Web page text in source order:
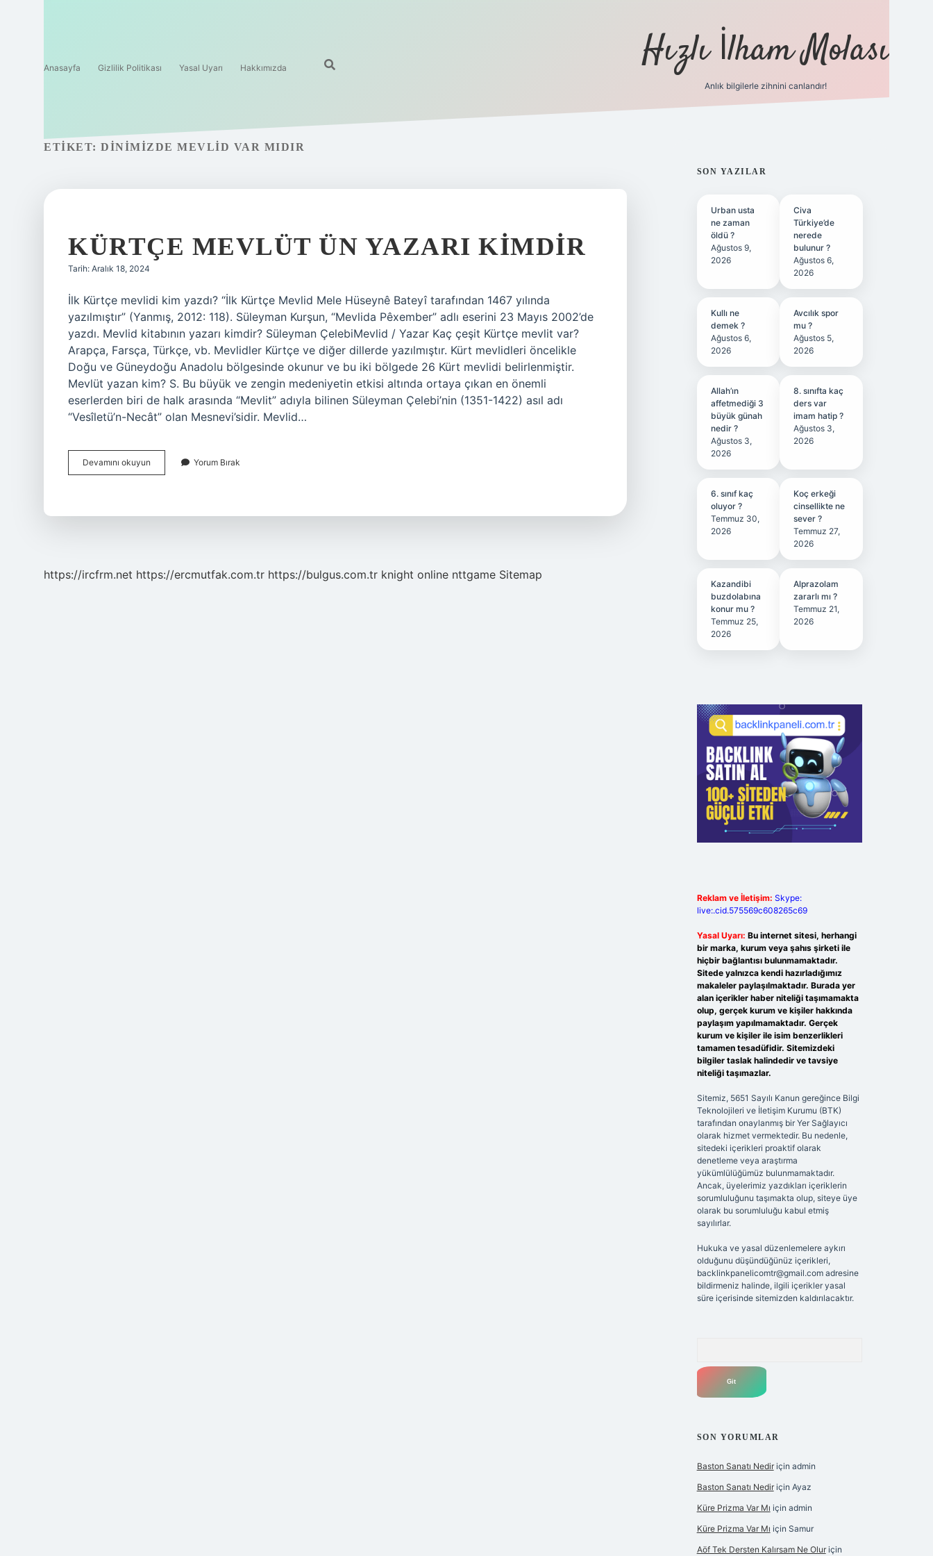
Anasayfa Gizlilik Politikası Yasal Uyarı Hakkımızda Hızlı İlham Molası
Anlık bilgilerle zihnini canlandır!
ETIKET: DINIMIZDE MEVLID VAR MIDIR
KÜRTÇE MEVLÜT ÜN YAZARI KIMDIR
Tarih: Aralık 18, 2024
İlk Kürtçe mevlidi kim yazdı? “İlk Kürtçe Mevlid Mele Hüseynê Bateyî tarafından 1467 yılında
yazılmıştır” (Yanmış, 2012: 118). Süleyman Kurşun, “Mevlida Pêxember” adlı eserini 23 Mayıs 2002’de
yazdı. Mevlid kitabının yazarı kimdir? Süleyman ÇelebiMevlid / Yazar Kaç çeşit Kürtçe mevlit var?
Arapça, Farsça, Türkçe, vb. Mevlidler Kürtçe ve diğer dillerde yazılmıştır. Kürt mevlidleri öncelikle
Doğu ve Güneydoğu Anadolu bölgesinde okunur ve bu iki bölgede 26 Kürt mevlidi belirlenmiştir.
Mevlüt yazan kim? S. Bu büyük ve zengin medeniyetin etkisi altında ortaya çıkan en önemli
eserlerden biri de halk arasında “Mevlit” adıyla bilinen Süleyman Çelebi’nin (1351-1422) asıl adı
“Vesîletü’n-Necât” olan Mesnevi’sidir. Mevlid…
Devamını okuyun
Mevlüt
Yorum Bırak
https://ircfrm.net https://ercmutfak.com.tr https://bulgus.com.tr knight online nttgame Sitemap
SIDEBAR
SON YAZILAR
Urban usta
ne zaman
öldü ?
Ağustos 9,
2026
Civa
Türkiye’de
nerede
bulunur ?
Ağustos 6,
2026
Kullı ne
demek ?
Ağustos 6,
2026
Avcılık spor
mu ?
Ağustos 5,
2026
Allah’ın
affetmediği 3
büyük günah
nedir ?
Ağustos 3,
2026
8. sınıfta kaç
ders var
imam hatip ?
Ağustos 3,
2026
6. sınıf kaç
oluyor ?
Temmuz 30,
2026
Koç erkeği
cinsellikte ne
sever ?
Temmuz 27,
2026
Kazandibi
buzdolabına
konur mu ?
Temmuz 25,
2026
Alprazolam
zararlı mı ?
Temmuz 21,
2026
Reklam ve İletişim: Skype:
live:.cid.575569c608265c69
Yasal Uyarı: Bu internet sitesi, herhangi
bir marka, kurum veya şahıs şirketi ile
hiçbir bağlantısı bulunmamaktadır.
Sitede yalnızca kendi hazırladığımız
makaleler paylaşılmaktadır. Burada yer
alan içerikler haber niteliği taşımamakta
olup, gerçek kurum ve kişiler hakkında
paylaşım yapılmamaktadır. Gerçek
kurum ve kişiler ile isim benzerlikleri
tamamen tesadüfidir. Sitemizdeki
bilgiler taslak halindedir ve tavsiye
niteliği taşımazlar.
Sitemiz, 5651 Sayılı Kanun gereğince Bilgi
Teknolojileri ve İletişim Kurumu (BTK)
tarafından onaylanmış bir Yer Sağlayıcı
olarak hizmet vermektedir. Bu nedenle,
sitedeki içerikleri proaktif olarak
denetleme veya araştırma
yükümlülüğümüz bulunmamaktadır.
Ancak, üyelerimiz yazdıkları içeriklerin
sorumluluğunu taşımakta olup, siteye üye
olarak bu sorumluluğu kabul etmiş
sayılırlar.
Hukuka ve yasal düzenlemelere aykırı
olduğunu düşündüğünüz içerikleri,
backlinkpanelicomtr@gmail.comadresine
bildirmeniz halinde, ilgili içerikler yasal
süre içerisinde sitemizden kaldırılacaktır.
SON YORUMLAR
Baston Sanatı Nediriçin admin
Baston Sanatı Nediriçin Ayaz
Küre Prizma Var Mı için admin
Küre Prizma Var Mı için Samur
Aöf Tek Dersten Kalırsam Ne Oluriçin